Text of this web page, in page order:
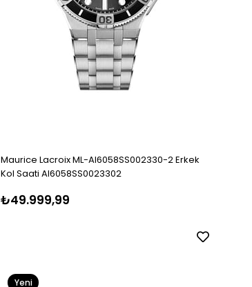
Maurice Lacroix ML-AI6058SS002330-2 Erkek
Kol Saati AI6058SS0023302
₺49.999,99
Yeni